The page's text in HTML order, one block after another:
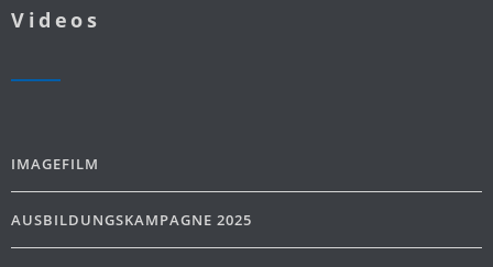
Videos
IMAGEFILM
AUSBILDUNGSKAMPAGNE 2025